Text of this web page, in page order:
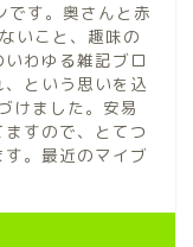
です。奥さんと赤
いこと、趣味の
わゆる雑記ブロ
という思いを込
けました。安易
すので、とてつ
。最近のマイブ